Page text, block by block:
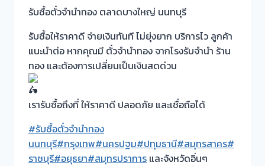
รับซื้อตั๋วจำนำทอง ตลาดบางใหญ่ นนทบุรี
รับซื้อให้ราคาดี จ่ายเงินทันที ไม่ยุ่งยาก บริการไว ลูกค้า
แนะนำต่อ หากคุณมี ตั๋วจำนำทอง จากโรงรับจำนำ ร้าน
ทอง และต้องการเปลี่ยนเป็นเงินสดด่วน
เรารับซื้อถึงที่ ให้ราคาดี ปลอดภัย และเชื่อถือได้
#รับซื้อตั๋วจำนำทอง
นนทบุรี#กรุงเทพ#นครปฐม#ปทุมธานี#สมุทรสาคร#
ราชบุรี#อยุธยา#สมุทรปราการ และจังหวัดอิ่นๆ